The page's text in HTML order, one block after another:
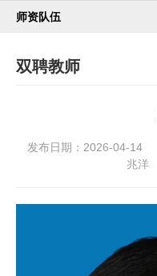
师资队伍
双聘教师
发布日期：2026-04-14
兆洋